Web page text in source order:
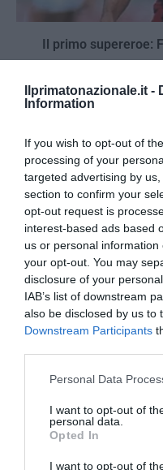
Ilprimatonazionale.it -
Information
If you wish to opt-out of
processing of your
targeted advertising by
section to confirm your
opt-out request is
interest-based ads based
us or personal
your opt-out. You may
disclosure of your
IAB’s list of downstream
also be disclosed by us to
Downstream Participants
Please note that this
not limited to your visit or
grant or deny consent to
use your data for below
consent section.
Personal Data
I want to opt-out of
personal data.
Opted In
I want to opt-out of
Il primo supereroe:
Berlino 2006, una
18